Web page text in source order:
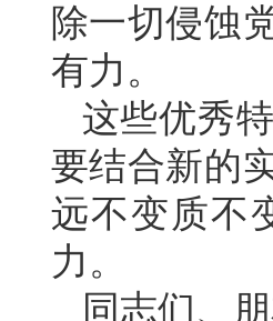
除一切侵蚀
有力。
这些优秀
要结合新的
远不变质不
力。
同志们、朋